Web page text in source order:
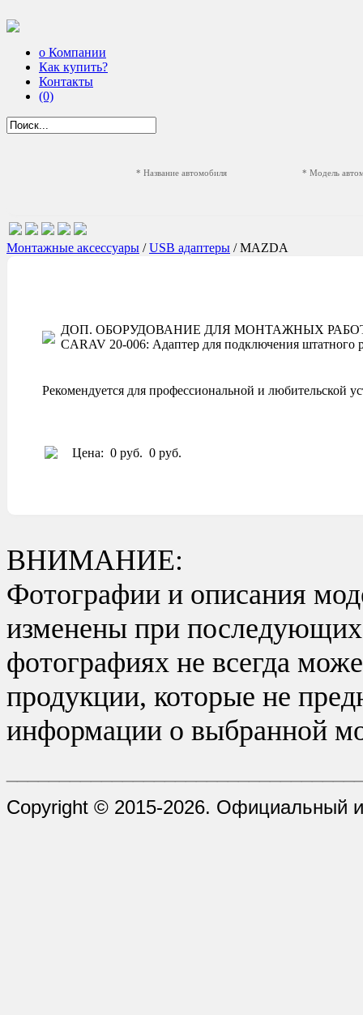
о Компании
Как купить?
Контакты
(0)
* Название автомобиля * Модель
Монтажные аксессуары /USB адаптеры / MAZDA
ДОП. ОБОРУДОВАНИЕ ДЛЯ МОНТАЖНЫХ
CARAV 20-006: Адаптер для подключения
Рекомендуется для профессиональной и любительской
Цена: 0 руб. 0 руб.
ВНИМАНИЕ:
Фотографии и описания
изменены при последующих
фотографиях не всегда
продукции, которые не
информации о выбранной
Copyright © 2015-2026. Официальный